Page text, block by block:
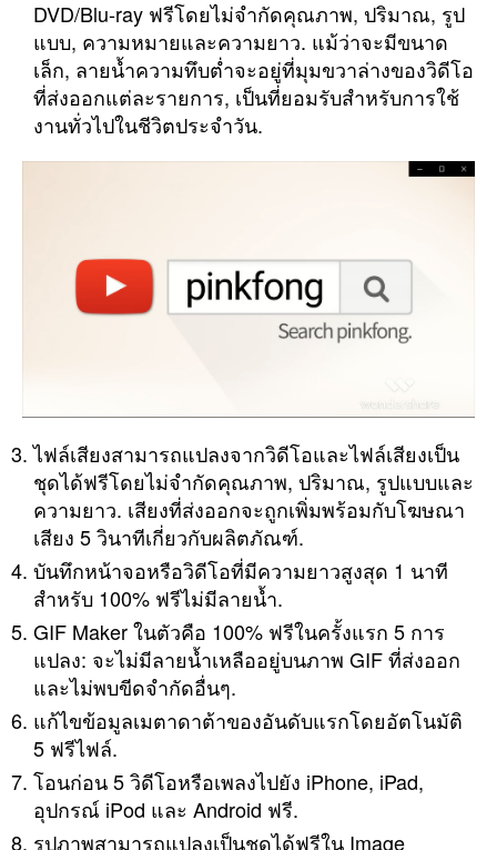
DVD/Blu-ray ฟรีโดยไม่จำกัดคุณภาพ, ปริมาณ, รูป
แบบ, ความหมายและความยาว. แม้ว่าจะมีขนาด
เล็ก, ลายน้ำความทึบต่ำจะอยู่ที่มุมขวาล่างของวิดีโอ
ที่ส่งออกแต่ละรายการ, เป็นที่ยอมรับสำหรับการใช้
งานทั่วไปในชีวิตประจำวัน.
ไฟล์เสียงสามารถแปลงจากวิดีโอและไฟล์เสียงเป็น
ชุดได้ฟรีโดยไม่จำกัดคุณภาพ, ปริมาณ, รูปแบบและ
ความยาว. เสียงที่ส่งออกจะถูกเพิ่มพร้อมกับโฆษณา
เสียง 5 วินาทีเกี่ยวกับผลิตภัณฑ์.
บันทึกหน้าจอหรือวิดีโอที่มีความยาวสูงสุด 1 นาที
สำหรับ 100% ฟรีไม่มีลายน้ำ.
GIF Maker ในตัวคือ 100% ฟรีในครั้งแรก 5 การ
แปลง: จะไม่มีลายน้ำเหลืออยู่บนภาพ GIF ที่ส่งออก
และไม่พบขีดจำกัดอื่นๆ.
แก้ไขข้อมูลเมตาดาต้าของอันดับแรกโดยอัตโนมัติ
5 ฟรีไฟล์.
โอนก่อน 5 วิดีโอหรือเพลงไปยัง iPhone, iPad,
อุปกรณ์ iPod และ Android ฟรี.
รูปภาพสามารถแปลงเป็นชุดได้ฟรีใน Image